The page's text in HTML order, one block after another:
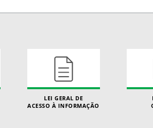
LEI GERAL DE
ACESSO À INFORMAÇÃO